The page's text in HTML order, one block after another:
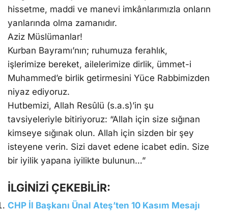
hissetme, maddi ve manevi imkânlarımızla onların
yanlarında olma zamanıdır.
Aziz Müslümanlar!
Kurban Bayramı’nın; ruhumuza ferahlık,
işlerimize bereket, ailelerimize dirlik, ümmet-i
Muhammed’e birlik getirmesini Yüce Rabbimizden
niyaz ediyoruz.
Hutbemizi, Allah Resûlü (s.a.s)’in şu
tavsiyeleriyle bitiriyoruz: “Allah için size sığınan
kimseye sığınak olun. Allah için sizden bir şey
isteyene verin. Sizi davet edene icabet edin. Size
bir iyilik yapana iyilikte bulunun…”
İLGİNİZİ ÇEKEBİLİR:
CHP İl Başkanı Ünal Ateş’ten 10 Kasım Mesajı